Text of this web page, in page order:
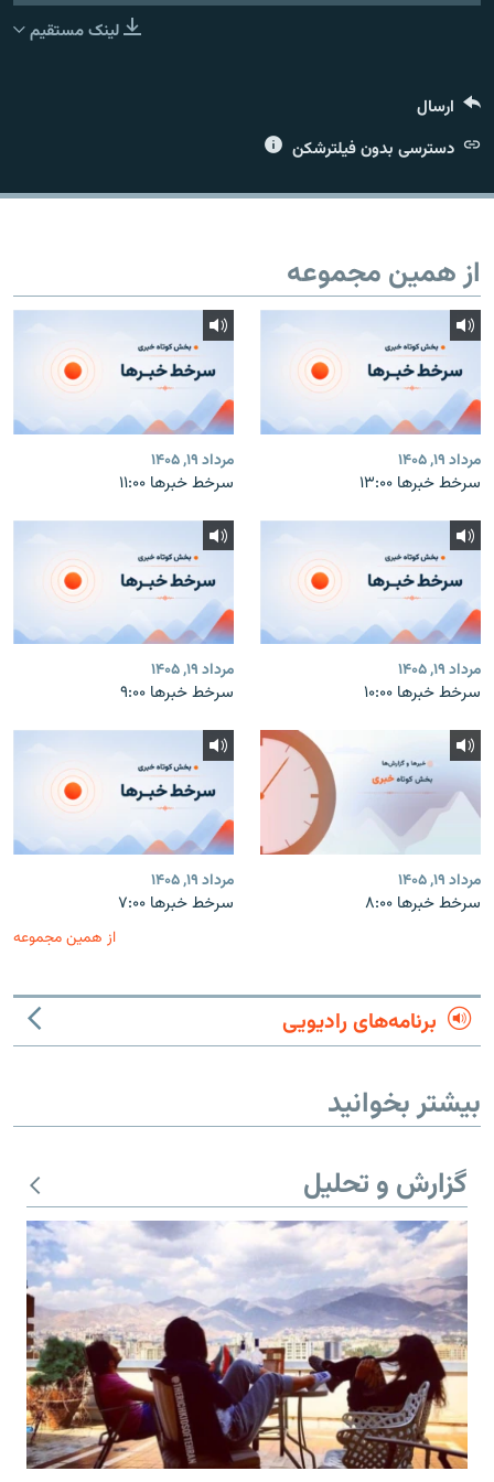
لینک مستقیم
ارسال
دسترسی بدون فیلترشکن
از همین مجموعه
مرداد ۱۹, ۱۴۰۵
سرخط خبرها ۱۳:۰۰
مرداد ۱۹, ۱۴۰۵
سرخط خبرها ۱۱:۰۰
مرداد ۱۹, ۱۴۰۵
سرخط خبرها ۱۰:۰۰
مرداد ۱۹, ۱۴۰۵
سرخط خبرها ۹:۰۰
مرداد ۱۹, ۱۴۰۵
سرخط خبرها ۸:۰۰
مرداد ۱۹, ۱۴۰۵
سرخط خبرها ۷:۰۰
از همین مجموعه
برنامه‌های رادیویی
بیشتر بخوانید
گزارش و تحلیل